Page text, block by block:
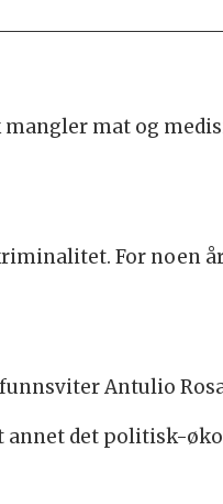
mat og
For noen
Antulio
annet det politisk-